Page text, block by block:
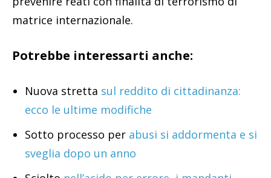
matrice internazionale.
Potrebbe interessarti anche:
Nuova stretta sul reddito di cittadinanza:
ecco le ultime modifiche
Sotto processo per abusi si addormenta e si
sveglia dopo un anno